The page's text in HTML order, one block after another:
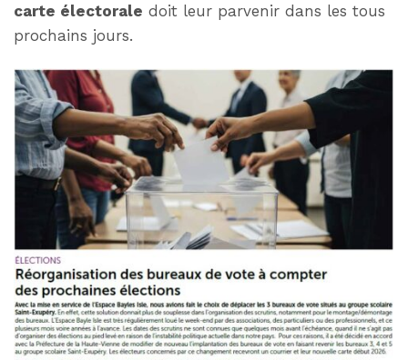
carte électorale doit leur parvenir dans les tous
prochains jours.